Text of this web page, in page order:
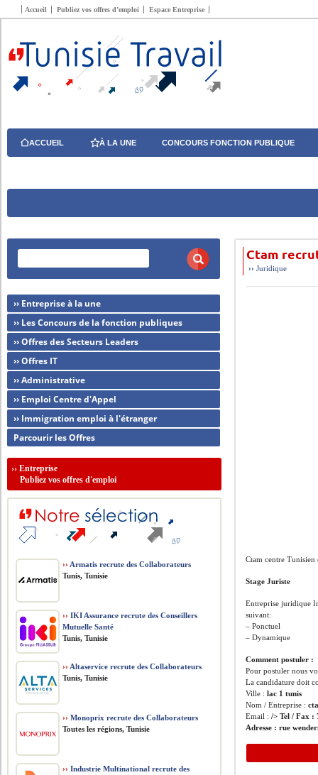
Accueil Publiez vos offres d’emploi Espace Entreprise
ACCUEIL À LA UNE CONCOURS FONCTION PUBLIQUE
Ctam
››Juridique
Ctam centre
Stage Juriste
Entreprise juridique
suivant:
– Ponctuel
– Dynamique
Comment postuler :
Pour postuler nous
La candidature doit
Ville : lac 1 tunis
Nom / Entreprise :
Email : /> Tel / Fax :
Adresse :rue
›› Entreprise à la une
›› Les Concours de la fonction publiques
›› Offres des Secteurs Leaders
›› Offres IT
›› Administrative
›› Emploi Centre d'Appel
›› Immigration emploi à l'étranger
Parcourir les Offres
››Entreprise
Publiez vos offres d'emploi
›› Armatis recrute des Collaborateurs
Tunis, Tunisie
›› IKI Assurance recrute des Conseillers
Mutuelle Santé
Tunis, Tunisie
›› Altaservice recrute des Collaborateurs
Tunis, Tunisie
›› Monoprix recrute des Collaborateurs
Toutes les régions, Tunisie
›› Industrie Multinational recrute des